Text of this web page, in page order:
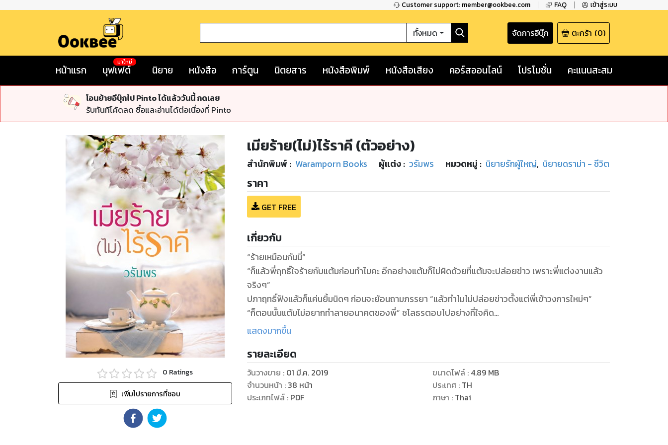
Customer support: member@ookbee.com FAQ เข้าสู่ระบบ
ทั้งหมด จัดการอีบุ๊ก ตะกร้า (0)
หน้าแรก บุฟเฟต์
มาใหม่
นิยาย หนังสือ การ์ตูน นิตยสาร หนังสือพิมพ์ หนังสือเสียง คอร์สออนไลน์ โปรโมชั่น คะแนนสะสม
โอนย้ายอีบุ๊กไป Pinto ได้แล้ววันนี้ กดเลย
รับทันทีโค้ดลด ซื้อและอ่านได้ต่อเนื่องที่ Pinto
0 Ratings
เพิ่มไปรายการที่ชอบ
เมียร้าย(ไม่)ไร้ราคี (ตัวอย่าง)
สำนักพิมพ์ : Waramporn Books ผู้แต่ง : วรัมพร หมวดหมู่ : นิยายรักผู้ใหญ่, นิยายดราม่า - ชีวิต
ราคา
GET FREE
เกี่ยวกับ
“ร้ายเหมือนกันนี่”
“ก็แล้วพี่ฤทธิ์ใจร้ายกับแต้มก่อนทำไมคะ อีกอย่างแต้มก็ไม่ผิดด้วยที่แต้มจะปล่อยข่าว เพราะพี่แต่งงานแล้ว
จริงๆ”
ปภาฤทธิ์ฟังแล้วก็แค่นยิ้มนิดๆ ก่อนจะย้อนถามภรรยา “แล้วทำไมไม่ปล่อยข่าวตั้งแต่พี่เข้าวงการใหม่ๆ”
“ก็ตอนนั้นแต้มไม่อยากทำลายอนาคตของพี่” ชโลธรตอบไปอย่างที่ใจคิด
“เธอทำลายมันแล้วชโลธร”
“จะจบง่ายๆ แค่คำว่าขอโทษงั้นเหรอ”
“แล้วพี่จะให้แต้มทำยังไง แล้วแต้มจะบอกให้พี่รู้ไว้ว่าพี่นั่นแหละเป็นคนผลักดันให้แต้มต้องทำแบบนี้”
“โอเค! พี่ผิดที่ไม่ติดต่อเธอเลย แต่เธอไม่ควรทำแบบนี้”
“แล้วทีพี่ล่ะ แจ้งนักข่าวไปทำไมว่าจะออกมาประกาศความสัมพันธ์กับนางเอกคนนั้น”
แสดงมากขึ้น
รายละเอียด
วันวางขาย : 01 มี.ค. 2019
จำนวนหน้า : 38 หน้า
ประเภทไฟล์: PDF
ขนาดไฟล์: 4.89 MB
ประเทศ : TH
ภาษา : Thai